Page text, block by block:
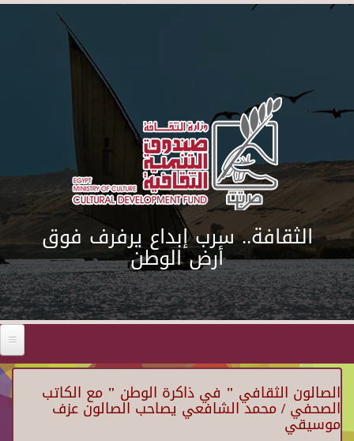
Skip to main content
الثقافة.. سرب إبداع يرفرف فوق
أرض الوطن
الصالون الثقافي " في ذاكرة الوطن " مع الكاتب
الصحفي / محمد الشافعي يصاحب الصالون عزف
موسيقي